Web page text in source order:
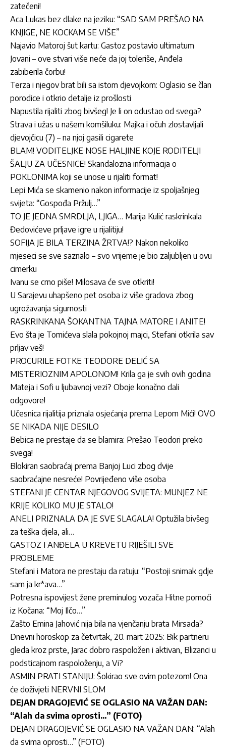
zatečeni!
Aca Lukas bez dlake na jeziku: “SAD SAM PREŠAO NA
KNJIGE, NE KOCKAM SE VIŠE”
Najavio Matoroj šut kartu: Gastoz postavio ultimatum
Jovani – ove stvari više neće da joj toleriše, Anđela
zabiberila čorbu!
Terza i njegov brat bili sa istom djevojkom: Oglasio se član
porodice i otkrio detalje iz prošlosti
Napustila rijaliti zbog bivšeg! Je li on odustao od svega?
Strava i užas u našem komšiluku: Majka i očuh zlostavljali
djevojčicu (7) – na njoj gasili cigarete
BLAM! VODITELJKE NOSE HALJINE KOJE RODITELJI
ŠALJU ZA UČESNICE! Skandalozna informacija o
POKLONIMA koji se unose u rijaliti format!
Lepi Mića se skamenio nakon informacije iz spoljašnjeg
svijeta: “Gospođa Pržulj…”
TO JE JEDNA SMRDLJA, LJIGA… Marija Kulić raskrinkala
Đedovićeve prljave igre u rijalitiju!
SOFIJA JE BILA TERZINA ŽRTVA!? Nakon nekoliko
mjeseci se sve saznalo – svo vrijeme je bio zaljubljen u ovu
cimerku
Ivanu se crno piše! Milosava će sve otkriti!
U Sarajevu uhapšeno pet osoba iz više gradova zbog
ugrožavanja sigurnosti
RASKRINKANA ŠOKANTNA TAJNA MATORE I ANITE!
Evo šta je Tomićeva slala pokojnoj majci, Stefani otkrila sav
prljav veš!
PROCURILE FOTKE TEODORE DELIĆ SA
MISTERIOZNIM APOLONOM! Krila ga je svih ovih godina
Mateja i Sofi u ljubavnoj vezi? Oboje konačno dali
odgovore!
Učesnica rijalitija priznala osjećanja prema Lepom Mići! OVO
SE NIKADA NIJE DESILO
Bebica ne prestaje da se blamira: Prešao Teodori preko
svega!
Blokiran saobraćaj prema Banjoj Luci zbog dvije
saobraćajne nesreće! Povrijeđeno više osoba
STEFANI JE CENTAR NJEGOVOG SVIJETA: MUNJEZ NE
KRIJE KOLIKO MU JE STALO!
ANELI PRIZNALA DA JE SVE SLAGALA! Optužila bivšeg
za teška djela, ali…
GASTOZ I ANĐELA U KREVETU RIJEŠILI SVE
PROBLEME
Stefani i Matora ne prestaju da ratuju: “Postoji snimak gdje
sam ja kr*ava…”
Potresna ispovijest žene preminulog vozača Hitne pomoći
iz Kočana: “Moj Ilčo…”
Zašto Emina Jahović nija bila na vjenčanju brata Mirsada?
Dnevni horoskop za četvrtak, 20. mart 2025: Bik partneru
gleda kroz prste, Jarac dobro raspoložen i aktivan, Blizanci u
podsticajnom raspoloženju, a Vi?
ASMIN PRATI STANIJU: Šokirao sve ovim potezom! Ona
će doživjeti NERVNI SLOM
DEJAN DRAGOJEVIĆ SE OGLASIO NA VAŽAN DAN:
“Alah da svima oprosti…” (FOTO)
DEJAN DRAGOJEVIĆ SE OGLASIO NA VAŽAN DAN: “Alah
da svima oprosti…” (FOTO)